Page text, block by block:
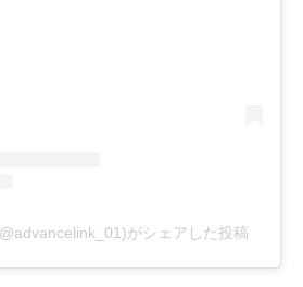
がシェアした投稿